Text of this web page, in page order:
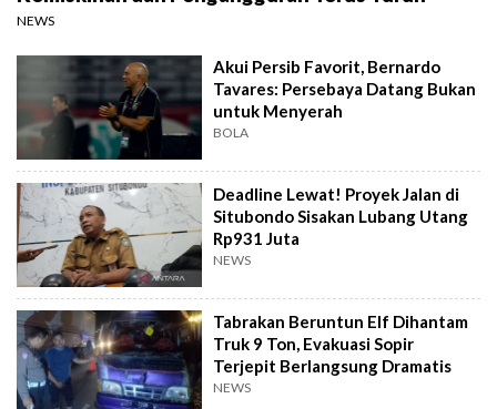
NEWS
Akui Persib Favorit, Bernardo
Tavares: Persebaya Datang Bukan
untuk Menyerah
BOLA
Deadline Lewat! Proyek Jalan di
Situbondo Sisakan Lubang Utang
Rp931 Juta
NEWS
Tabrakan Beruntun Elf Dihantam
Truk 9 Ton, Evakuasi Sopir
Terjepit Berlangsung Dramatis
NEWS